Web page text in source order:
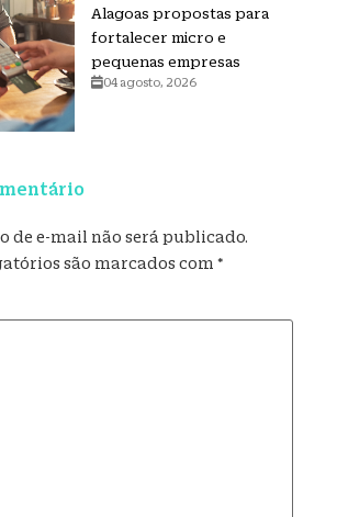
Alagoas propostas para
fortalecer micro e
pequenas empresas
04 agosto, 2026
de e-mail não será publicado.
são marcados com *